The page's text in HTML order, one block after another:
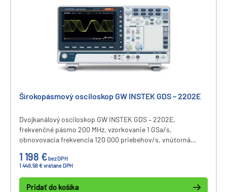
Šírokopásmový osciloskop GW INSTEK GDS – 2202E
Dvojkanálový osciloskop GW INSTEK GDS – 2202E,
frekvenčné pásmo 200 MHz, vzorkovanie 1 GSa/s,
obnovovacia frekvencia 120 000 priebehov/s, vnútorná
funkcií, segmentovaná pamäť, FFT analýza, filtrovanie a
datalogging signálov, 8” LCD displej, komunikačné rozhranie
USB, LAN, dekódovanie zberníc I2C, SPI, UART, CAN, LIN.
1 198 €bez DPH
1 449,58 € vrátane DPH
Pridať do košíka